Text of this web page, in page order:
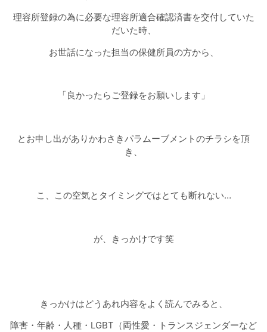
理容所登録の為に必要な理容所適合確認済書を交付していた
だいた時、
お世話になった担当の保健所員の方から、
「良かったらご登録をお願いします 」
とお申し出がありかわさきパラムーブメントのチラシを頂
き、
こ、この空気とタイミングではとても断れない…
が、きっかけです笑
きっかけはどうあれ内容をよく読んでみると、
障害・年齢・人種・ LGBT （両性愛・トランスジェンダーなど